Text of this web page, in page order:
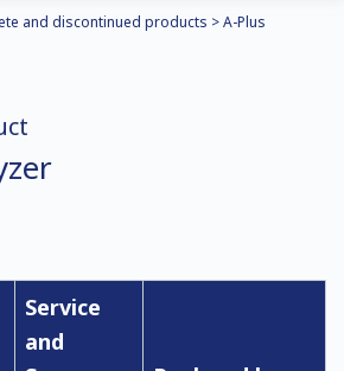
and discontinued products >A-Plus
Service
and